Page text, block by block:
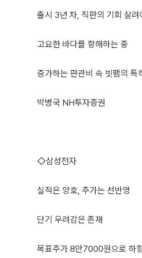
출시 3년 차, 직판의 기회 살려
고요한 바다를 항해하는 중
증가하는 판관비 속 빗팸의 특
박병국 NH투자증권
◇삼성전자
실적은 양호, 주가는 선반영
단기 우려감은 존재
목표주가 8만7000원으로 하